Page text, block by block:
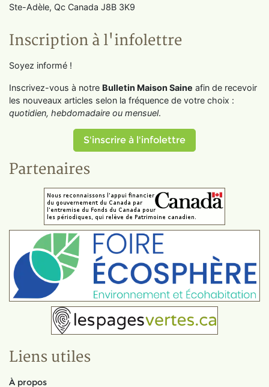
Ste-Adèle, Qc Canada J8B 3K9
Inscription à l'infolettre
Soyez informé !
Inscrivez-vous à notre Bulletin Maison Saine afin de recevoir
les nouveaux articles selon la fréquence de votre choix :
quotidien, hebdomadaire ou mensuel.
S'inscrire à l'infolettre
Partenaires
Liens utiles
À propos